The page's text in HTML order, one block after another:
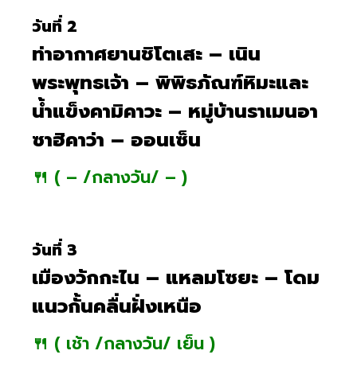
วันที่ 2
ท่าอากาศยานชิโตเสะ – เนิน
พระพุทธเจ้า – พิพิธภัณฑ์หิมะและ
น้ำแข็งคามิคาวะ – หมู่บ้านราเมนอา
ซาฮิคาว่า – ออนเซ็น
🍴 ( – /กลางวัน/ – )
วันที่ 3
เมืองวักกะไน – แหลมโซยะ – โดม
แนวกั้นคลื่นฝั่งเหนือ
🍴 ( เช้า /กลางวัน/ เย็น )